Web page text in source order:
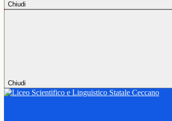
Chiudi
Chiudi